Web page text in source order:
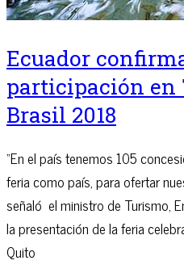
Ecuador
participación en
Brasil 2018
“En el país tenemos 105
feria como país, para ofertar
señaló el ministro de Turismo,
la presentación de la feria
Quito